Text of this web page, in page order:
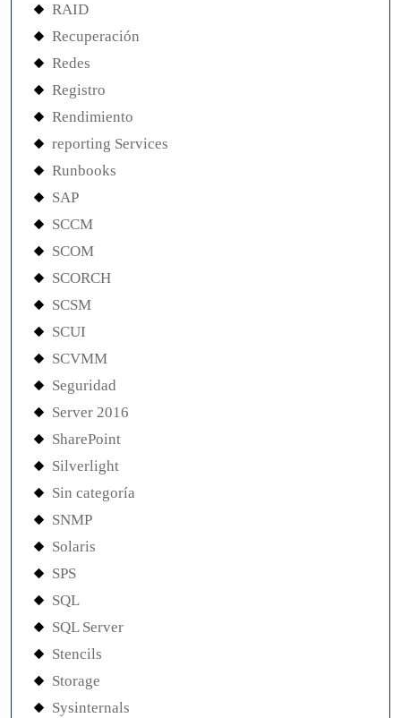
RAID
Recuperación
Redes
Registro
Rendimiento
reporting Services
Runbooks
SAP
SCCM
SCOM
SCORCH
SCSM
SCUI
SCVMM
Seguridad
Server 2016
SharePoint
Silverlight
Sin categoría
SNMP
Solaris
SPS
SQL
SQL Server
Stencils
Storage
Sysinternals